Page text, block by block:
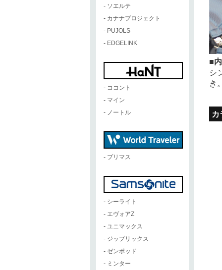
- ソエルテ
- カナナプロジェクト
- PUJOLS
- EDGELINK
- ココント
- マイン
- ノートル
- プリマス
- シーライト
- エヴォアZ
- ユニマックス
- ジップリックス
- ゼンポッド
- ミンター
■
シ
き
カ